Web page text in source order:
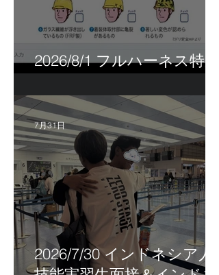
2026/8/1 フルハーネス特別
2026/7/30 インドネシア人
7月31日